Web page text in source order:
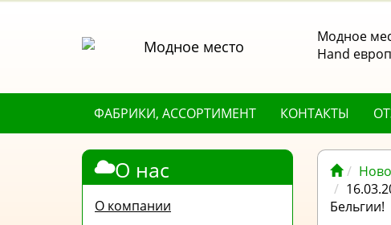
Модное
Hand
ФАБРИКИ, АССОРТИМЕНТ КОНТАКТЫ
О нас
О компании
Бельгии!